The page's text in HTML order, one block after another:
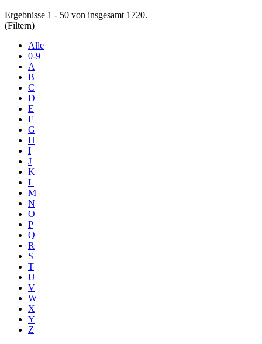
Ergebnisse 1 - 50 von insgesamt 1720.
(Filtern)
Alle
0-9
A
B
C
D
E
F
G
H
I
J
K
L
M
N
O
P
Q
R
S
T
U
V
W
X
Y
Z